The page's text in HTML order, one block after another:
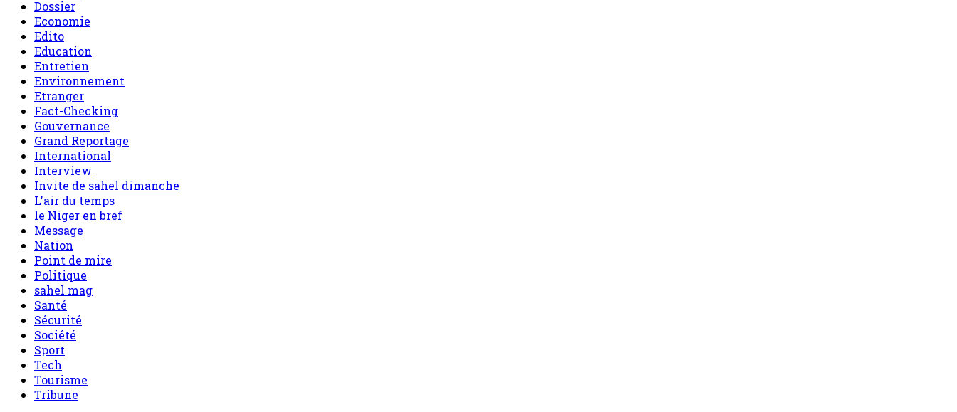
Dossier
Economie
Edito
Education
Entretien
Environnement
Etranger
Fact-Checking
Gouvernance
Grand Reportage
International
Interview
Invite de sahel dimanche
L'air du temps
le Niger en bref
Message
Nation
Point de mire
Politique
sahel mag
Santé
Sécurité
Société
Sport
Tech
Tourisme
Tribune